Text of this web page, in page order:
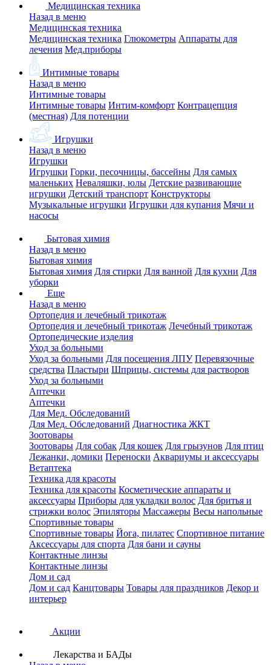
Медицинская техника
Назад в меню
Медицинская техника
Медицинская техника Глюкометры Аппараты для
лечения Мед.приборы
Интимные товары
Назад в меню
Интимные товары
Интимные товары Интим-комфорт Контрацепция
(местная) Для потенции
Игрушки
Назад в меню
Игрушки
Игрушки Горки, песочницы, бассейны Для самых
маленьких Неваляшки, юлы Детские развивающие
игрушки Детский транспорт Конструкторы
Музыкальные игрушки Игрушки для купания Мячи и
насосы
Бытовая химия
Назад в меню
Бытовая химия
Бытовая химия Для стирки Для ванной Для кухни Для
уборки
Еще
Назад в меню
Ортопедия и лечебный трикотаж
Ортопедия и лечебный трикотаж Лечебный трикотаж
Ортопедические изделия
Уход за больными
Уход за больными Для посещения ЛПУ Перевязочные
средства Пластыри Шприцы, системы для растворов
Уход за больными
Аптечки
Аптечки
Для Мед. Обследований
Для Мед. Обследований Диагностика ЖКТ
Зоотовары
Зоотовары Для собак Для кошек Для грызунов Для птиц
Лежанки, домики Переноски Аквариумы и аксессуары
Ветаптека
Техника для красоты
Техника для красоты Косметические аппараты и
аксессуары Приборы для укладки волос Для бритья и
стрижки волос Эпиляторы Массажеры Весы напольные
Спортивные товары
Спортивные товары Йога, пилатес Спортивное питание
Аксессуары для спорта Для бани и сауны
Контактные линзы
Контактные линзы
Дом и сад
Дом и сад Канцтовары Товары для праздников Декор и
интерьер
Акции
Лекарства и БАДы